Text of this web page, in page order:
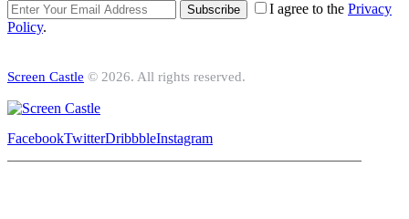
Subscribe I agree to the Privacy
Policy.
Screen Castle © 2026. All rights reserved.
FacebookTwitterDribbbleInstagram